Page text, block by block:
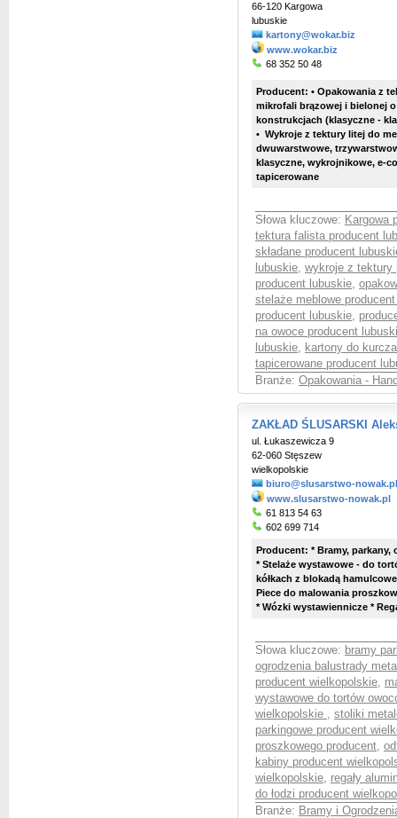
66-120 Kargowa
lubuskie
kartony@wokar.biz
www.wokar.biz
68 352 50 48
Producent: • Opakowania z
mikrofali brązowej i bielonej
konstrukcjach (klasyczne -
• Wykroje z tektury litej do
dwuwarstwowe,
klasyczne, wykrojnikowe, e-
tapicerowane
Słowa kluczowe: Kargowa
tektura falista producent
składane producent
lubuskie, wykroje z tektury
producent lubuskie,
stelaże meblowe
producent lubuskie,
na owoce producent
lubuskie, kartony do
tapicerowane producent
Branże: Opakowania -
ZAKŁAD ŚLUSARSKI
ul. Łukaszewicza 9
62-060 Stęszew
wielkopolskie
biuro@slusarstwo-nowak.pl
www.slusarstwo-nowak.pl
61 813 54 63
602 699 714
Producent: * Bramy, parkany,
* Stelaże wystawowe - do
kółkach z blokadą
Piece do malowania
* Wózki wystawiennicze *
Słowa kluczowe: bramy
ogrodzenia balustrady
producent wielkopolskie,
wystawowe do tortów
wielkopolskie , stoliki
parkingowe producent
proszkowego producent,
kabiny producent
wielkopolskie, regały
do łodzi producent
Branże: Bramy i